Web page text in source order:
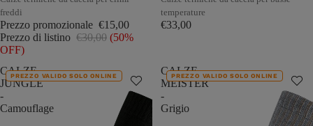
freddi
Prezzo promozionale €15,00
Prezzo di listino €30,00 (50%
OFF)
temperature
€33,00
CALZE
JUNGLE
-
Camouflage
PREZZO VALIDO SOLO ONLINE
CALZE
MEISTER
-
Grigio
PREZZO VALIDO SOLO ONLINE